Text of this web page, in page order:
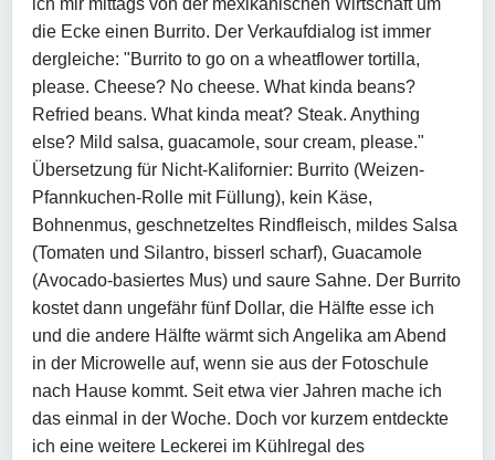
die Ecke einen Burrito. Der Verkaufdialog ist immer
dergleiche: "Burrito to go on a wheatflower tortilla,
please. Cheese? No cheese. What kinda beans?
Refried beans. What kinda meat? Steak. Anything
else? Mild salsa, guacamole, sour cream, please."
Übersetzung für Nicht-Kalifornier: Burrito (Weizen-
Pfannkuchen-Rolle mit Füllung), kein Käse,
Bohnenmus, geschnetzeltes Rindfleisch, mildes Salsa
(Tomaten und Silantro, bisserl scharf), Guacamole
(Avocado-basiertes Mus) und saure Sahne. Der Burrito
kostet dann ungefähr fünf Dollar, die Hälfte esse ich
und die andere Hälfte wärmt sich Angelika am Abend
in der Microwelle auf, wenn sie aus der Fotoschule
nach Hause kommt. Seit etwa vier Jahren mache ich
das einmal in der Woche. Doch vor kurzem entdeckte
ich eine weitere Leckerei im Kühlregal des